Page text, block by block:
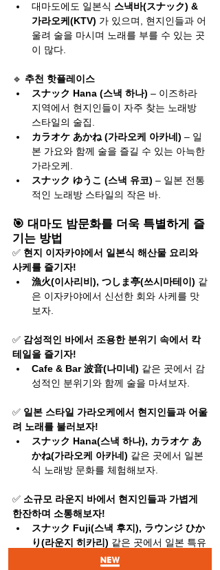
대마도에도 일본식 스낵바(スナック) &
가라오케(KTV) 가 있으며, 현지인들과 어
울려 술을 마시며 노래를 부를 수 있는 곳
이 많다.
🔹 추천 핫플레이스
スナック Hana (스낵 하나) – 이즈하라
지역에서 현지인들이 자주 찾는 노래방
스타일의 술집.
カラオケ あかね (가라오케 아카네) – 일
본 가요와 함께 술을 즐길 수 있는 아늑한
가라오케.
スナック ゆうこ (스낵 유코) – 일본 전통
적인 노래방 스타일의 작은 바.
🎯 대마도 밤문화를 더욱 특별하게 즐
기는 방법
✅ 현지 이자카야에서 일본식 해산물 요리와
사케를 즐기자!
漁火(이사리비), つしま亭(쓰시마테이) 같
은 이자카야에서 신선한 회와 사케를 맛
보자.
✅ 감성적인 바에서 조용한 분위기 속에서 칵
테일을 즐기자!
Cafe & Bar 波音(나미네) 같은 곳에서 감
성적인 분위기와 함께 술을 마셔보자.
✅ 일본 스타일 가라오케에서 현지인들과 어울
려 노래를 불러보자!
スナック Hana(스낵 하나), カラオケ あ
かね(가라오케 아카네) 같은 곳에서 일본
식 노래방 문화를 체험해보자.
✅ 소규모 라운지 바에서 현지인들과 가볍게
한잔하며 소통해보자!
スナック Fuji(스낵 후지), ラウンジ ひか
り(라운지 히카리) 같은 곳에서 일본 특유
의 아늑한 술집 분위기를 즐겨보자.